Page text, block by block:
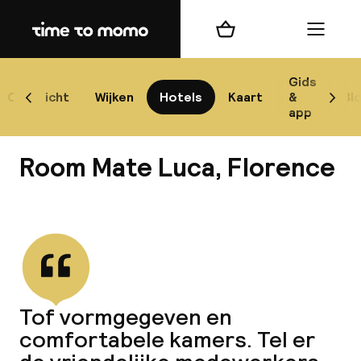
Home
Overzicht Wijken Hotels Kaart
Gids
&
app
Scroll naar links
Winkelmand Menu
Room Mate Luca, Florence
Tof vormgegeven en
comfortabele kamers. Tel er